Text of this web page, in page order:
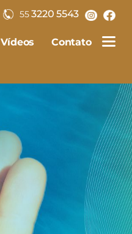
Vídeos Contato
553220 5543